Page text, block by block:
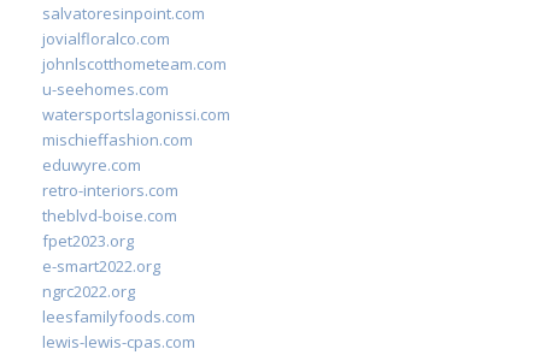
salvatoresinpoint.com
jovialfloralco.com
johnlscotthometeam.com
u-seehomes.com
watersportslagonissi.com
mischieffashion.com
eduwyre.com
retro-interiors.com
theblvd-boise.com
fpet2023.org
e-smart2022.org
ngrc2022.org
leesfamilyfoods.com
lewis-lewis-cpas.com